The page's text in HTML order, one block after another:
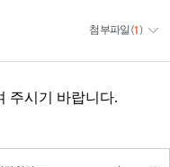
첨부파일 (1)